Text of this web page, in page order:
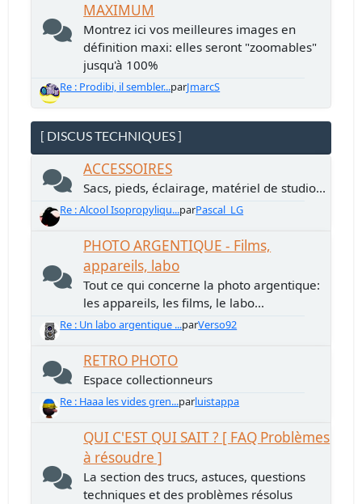
MAXIMUM
Montrez ici vos meilleures images en
définition maxi: elles seront "zoomables"
jusqu'à 100%
Re : Prodibi, il sembler...parJmarcS
[ DISCUS TECHNIQUES ]
ACCESSOIRES
Sacs, pieds, éclairage, matériel de studio...
Re : Alcool Isopropyliqu...parPascal_LG
PHOTO ARGENTIQUE - Films,
appareils, labo
Tout ce qui concerne la photo argentique:
les appareils, les films, le labo...
Re : Un labo argentique ...parVerso92
RETRO PHOTO
Espace collectionneurs
Re : Haaa les vides gren...parluistappa
QUI C'EST QUI SAIT ? [ FAQ Problèmes
à résoudre ]
La section des trucs, astuces, questions
techniques et des problèmes résolus